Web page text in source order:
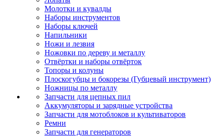
Молотки и кувалды
Наборы инструментов
Наборы ключей
Напильники
Ножи и лезвия
Ножовки по дереву и металлу
Отвёртки и наборы отвёрток
Топоры и колуны
Плоскогубцы и бокорезы (Губцевый инструмент)
Ножницы по металлу
Запчасти для цепных пил
Аккумуляторы и зарядные устройства
Запчасти для мотоблоков и культиваторов
Ремни
Запчасти для генераторов